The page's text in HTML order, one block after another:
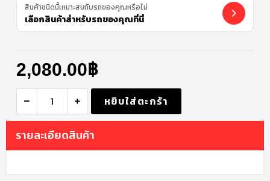
สินค้าชนิดนี้เหมาะสมกับรถของคุณหรือไม่
เลือกสินค้าสำหรับรถของคุณที่นี่
2,080.00฿
หยิบใส่ตะกร้า
รายละเอียดสินค้า